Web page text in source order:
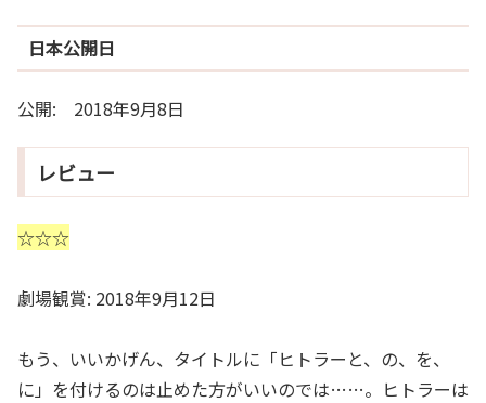
日本公開日
公開: 2018年9月8日
レビュー
☆☆☆
劇場観賞: 2018年9月12日
もう、いいかげん、タイトルに「ヒトラーと、の、を、
に」を付けるのは止めた方がいいのでは……。ヒトラーは